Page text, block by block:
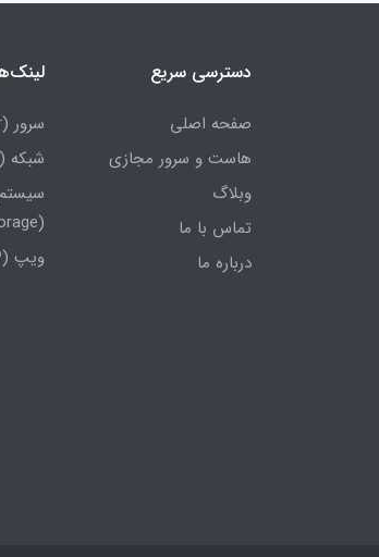
دسترسی سریع
صفحه اصلی
هاست و سرور مجازی
وبلاگ
تماس با ما
درباره ما
سرور (Server)
شبکه (Network)
(Storage)
ویپ (VOIP)